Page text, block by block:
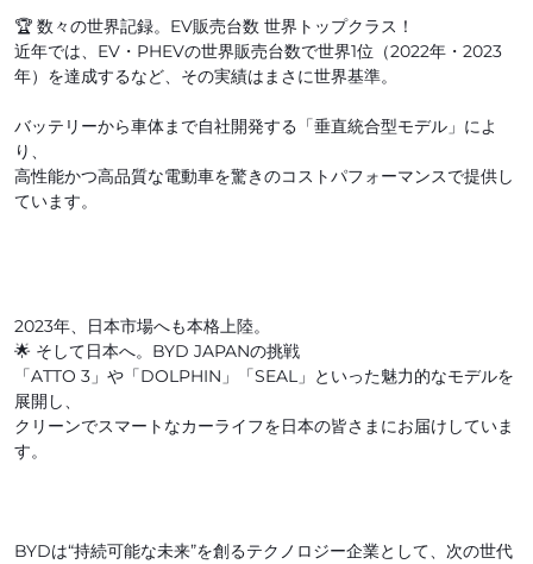
🏆 数々の世界記録。EV販売台数 世界トップクラス！
近年では、EV・PHEVの世界販売台数で世界1位（2022年・2023
年）を達成するなど、その実績はまさに世界基準。
バッテリーから車体まで自社開発する「垂直統合型モデル」によ
り、
高性能かつ高品質な電動車を驚きのコストパフォーマンスで提供し
ています。
2023年、日本市場へも本格上陸。
🌟 そして日本へ。BYD JAPANの挑戦
「ATTO 3」や「DOLPHIN」「SEAL」といった魅力的なモデルを
展開し、
クリーンでスマートなカーライフを日本の皆さまにお届けしていま
す。
BYDは“持続可能な未来”を創るテクノロジー企業として、次の世代